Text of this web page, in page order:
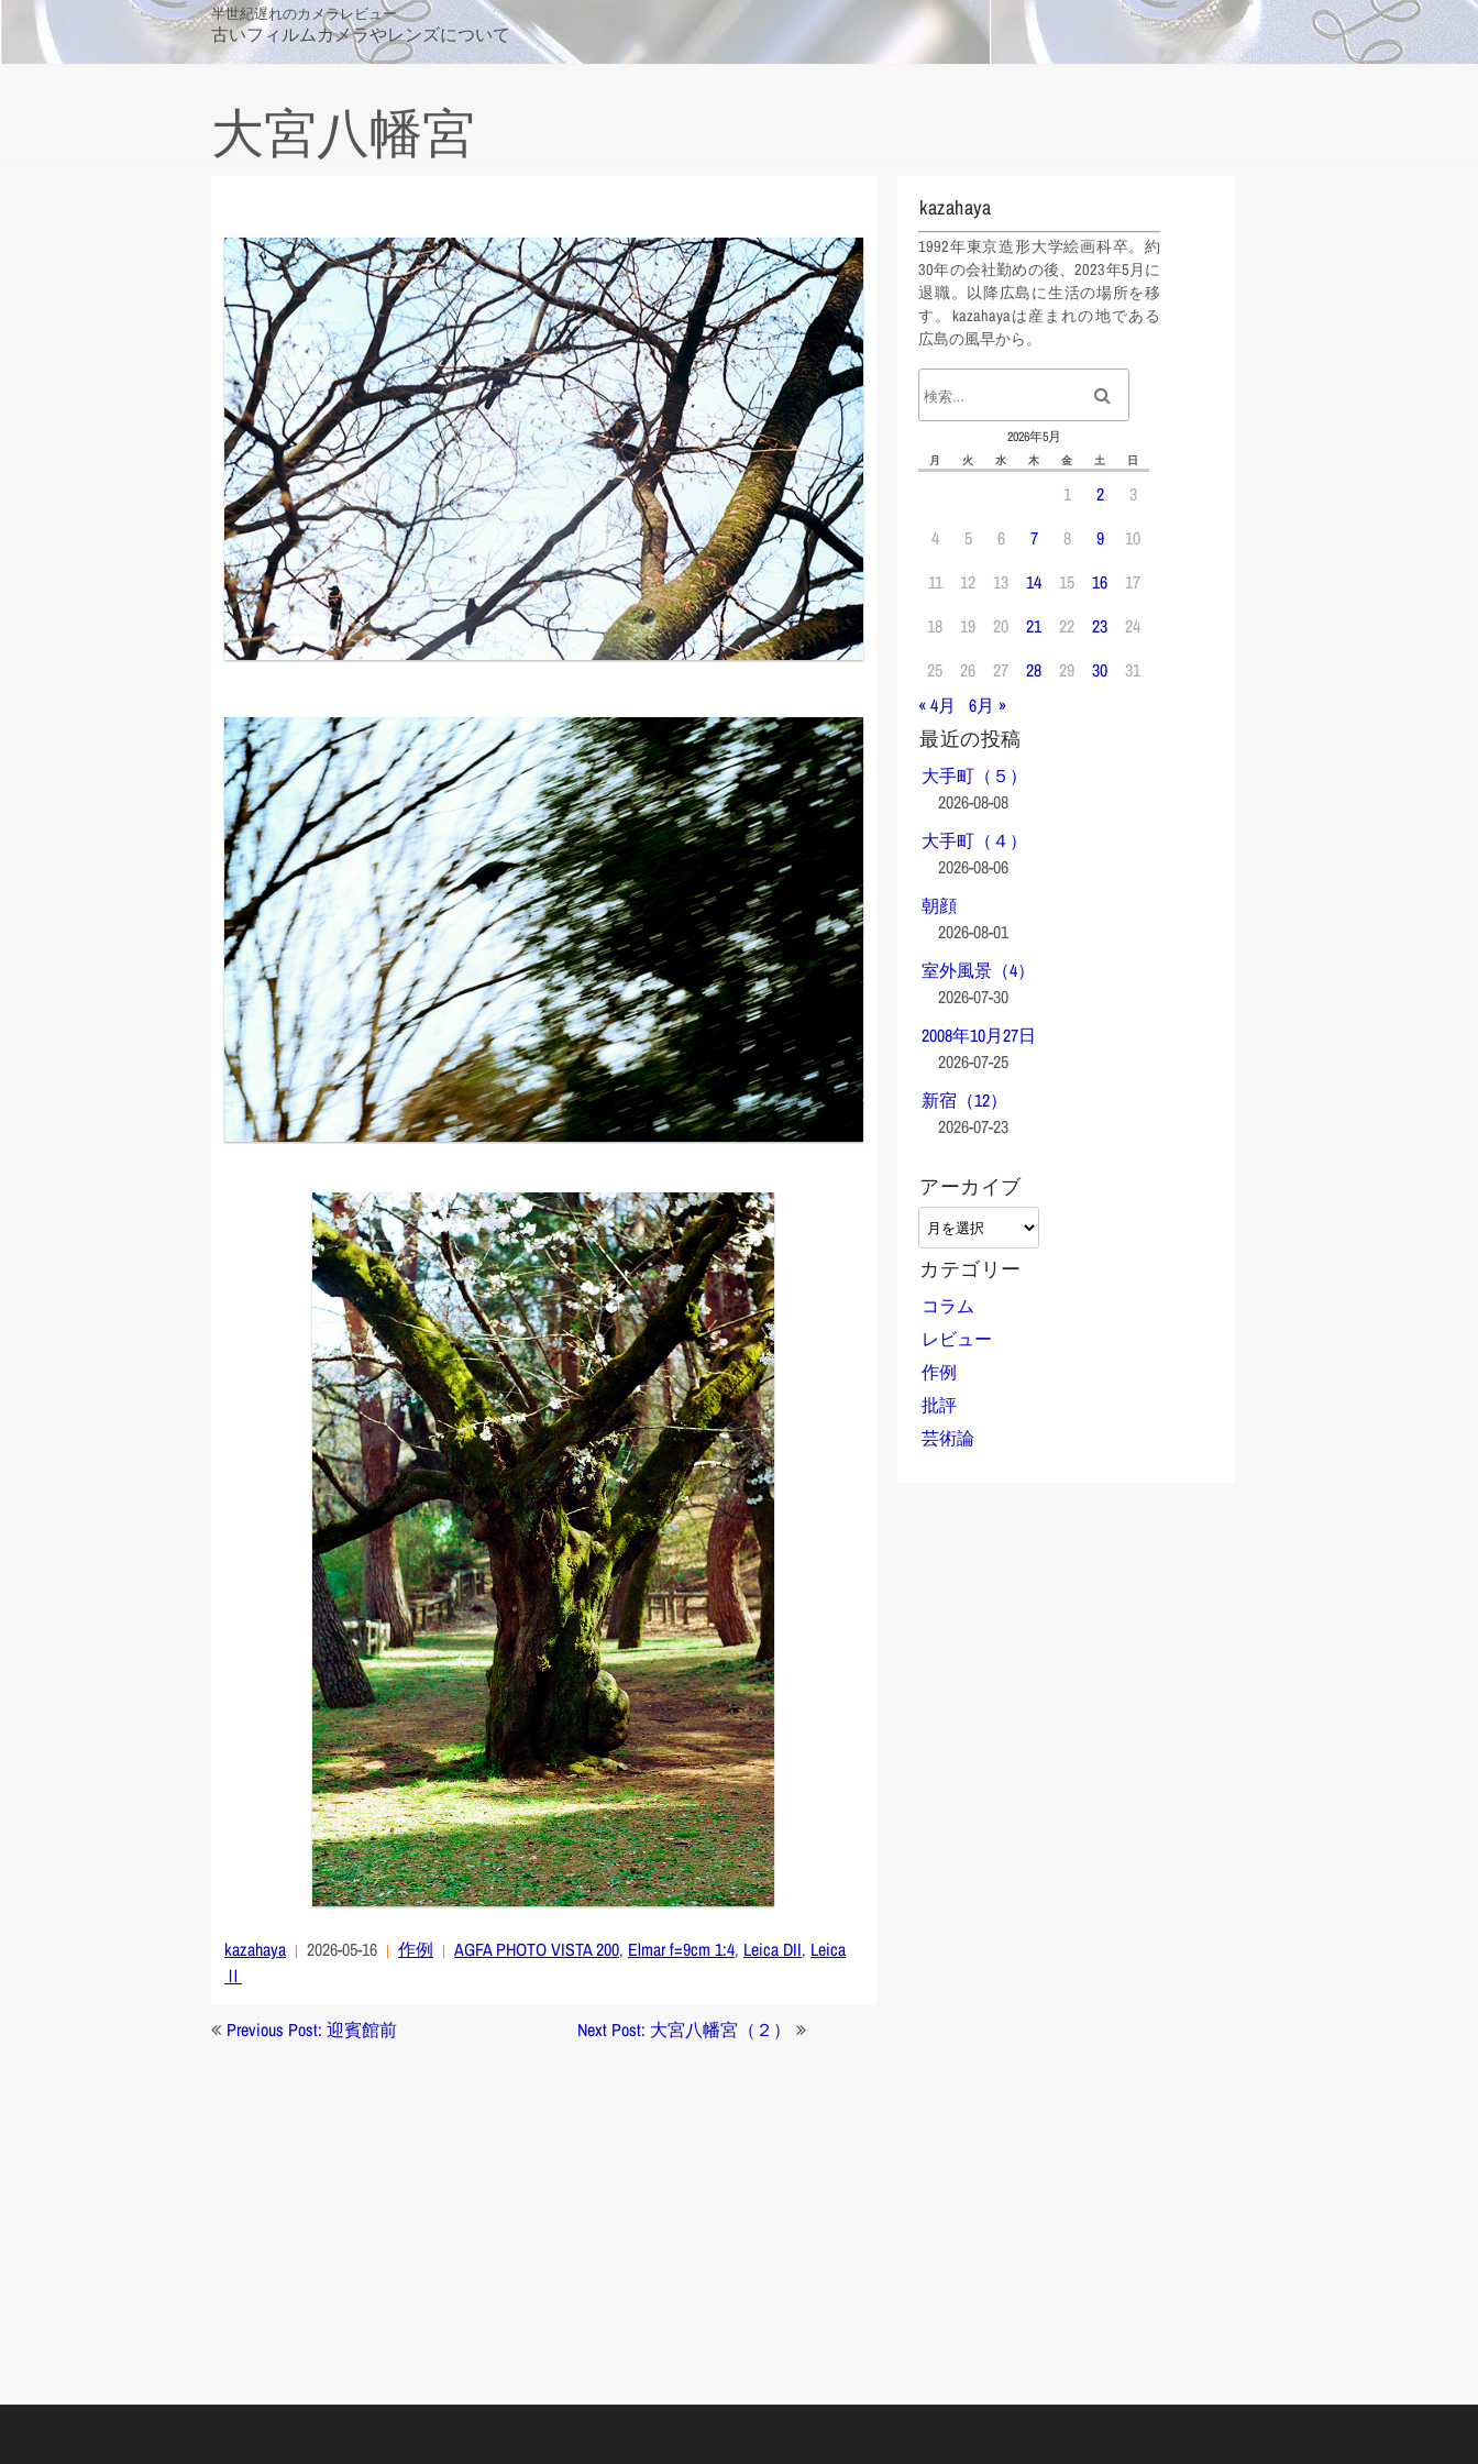
content
半世紀遅れのカメラレビュー
古いフィルムカメラやレンズについて
大宮八幡宮
kazahaya 2026-05-16 作例 AGFA PHOTO VISTA 200, Elmar f=9cm 1:4, Leica DII, Leica
Ⅱ
投Previous Post: 迎賓館前 Next Post: 大宮八幡宮（２）
kazahaya
1992年東京造形大学絵画科卒。約
30年の会社勤めの後、2023年5月に
退職。以降広島に生活の場所を移
す。kazahayaは産まれの地である
広島の風早から。
2026年5月
月 火 水 木 金 土 日
1 2
3
4
5 6 7 8 9
10
11
12 13 14 15 16
17
18
19 20 21 22 23
24
25
26 27 28 29 30
31
« 4月
6月 »
最近の投稿
大手町（５）
2026-08-08
大手町（４）
2026-08-06
朝顔
2026-08-01
室外風景（4）
2026-07-30
2008年10月27日
2026-07-25
新宿（12）
2026-07-23
アーカイブ
ア
ー
カ
イ
カテゴリー
コラム
レビュー
作例
批評
芸術論